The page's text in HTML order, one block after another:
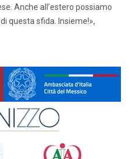
Anche all’estero possiamo
questa sfida. Insieme!»,